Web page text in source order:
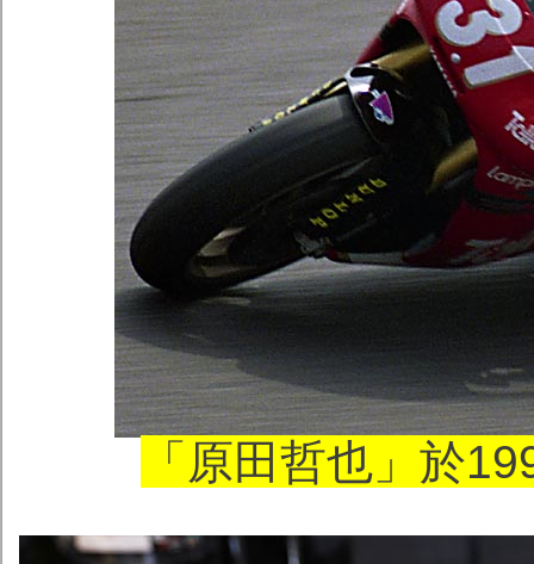
「原田哲也」於